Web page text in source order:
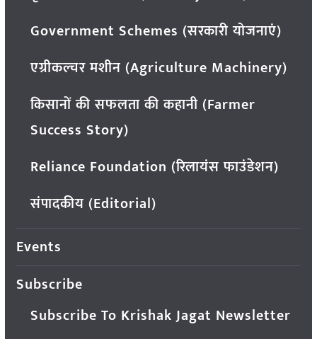
Government Schemes (सरकारी योजनाएं)
एग्रीकल्चर मशीन (Agriculture Machinery)
किसानों की सफलता की कहानी (Farmer
Success Story)
Reliance Foundation (रिलायंस फाउंडेशन)
संपादकीय (Editorial)
Events
Subscribe
Subscribe To Krishak Jagat Newsletter